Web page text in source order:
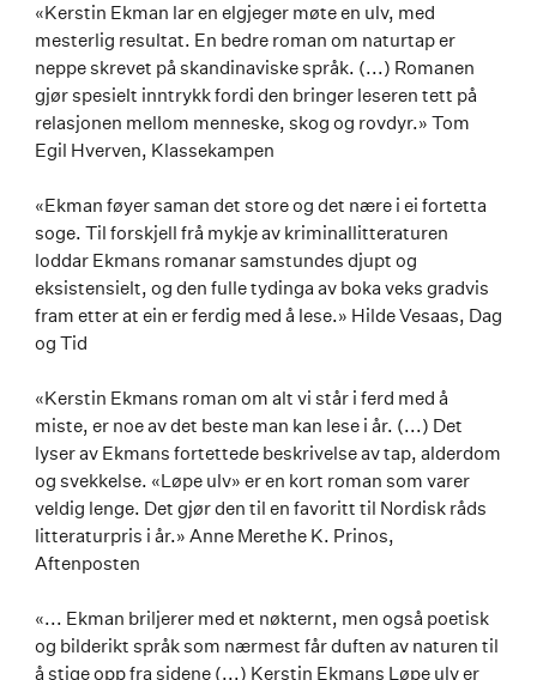
«Kerstin Ekman lar en elgjeger møte en ulv, med
mesterlig resultat. En bedre roman om naturtap er
neppe skrevet på skandinaviske språk. (...) Romanen
gjør spesielt inntrykk fordi den bringer leseren tett på
relasjonen mellom menneske, skog og rovdyr.» Tom
Egil Hverven, Klassekampen
«Ekman føyer saman det store og det nære i ei fortetta
soge. Til forskjell frå mykje av kriminallitteraturen
loddar Ekmans romanar samstundes djupt og
eksistensielt, og den fulle tydinga av boka veks gradvis
fram etter at ein er ferdig med å lese.» Hilde Vesaas, Dag
og Tid
«Kerstin Ekmans roman om alt vi står i ferd med å
miste, er noe av det beste man kan lese i år. (...) Det
lyser av Ekmans fortettede beskrivelse av tap, alderdom
og svekkelse. «Løpe ulv» er en kort roman som varer
veldig lenge. Det gjør den til en favoritt til Nordisk råds
litteraturpris i år.» Anne Merethe K. Prinos,
Aftenposten
«... Ekman briljerer med et nøkternt, men også poetisk
og bilderikt språk som nærmest får duften av naturen til
å stige opp fra sidene (...) Kerstin Ekmans Løpe ulv er